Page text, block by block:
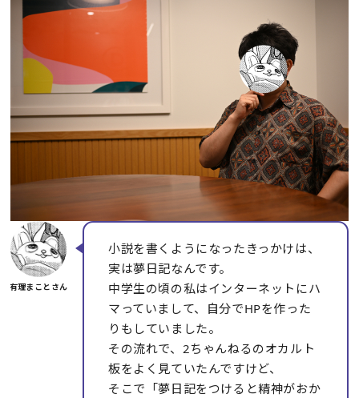
小説を書くようになったきっかけは、
実は夢日記なんです。
中学生の頃の私はインターネットにハ
マっていまして、自分でHPを作った
りもしていました。
その流れで、2ちゃんねるのオカルト
板をよく見ていたんですけど、
そこで「夢日記をつけると精神がおか